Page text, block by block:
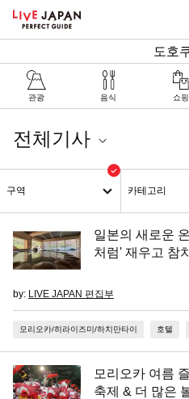
도호
관광 음식 쇼핑
전체기사
모리오카/히라이즈미/하치만타이
구역 카테고리
일본의 새로운
처럼' 재우고 참
by: LIVE JAPAN 편집부
모리오카/히라이즈미/하치만타이 호텔
모리오카 여름
축제 & 더 많은